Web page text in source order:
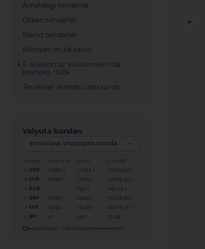
Ámeldegi tenderler
Ótken tenderler
Barlıq tenderler
Kóshpes múlk satıw
E-auksion.uz auktsionlarında
kóshpes múlk
Tenderler etender.uzex.uz da
Valyuta kursları
almaslaw shaqapshasında
Valyuta Satıp alıw Satıw
O‘zb MB
USD
11880 11965
11915.64
EUR
13000 14000
13749.46
RUB
147
146.19
GBP
15600 16600
16034.88
CHF
14200 15200
14719.75
JPY
50 100 75.48
Kurs 06.08.2026 11:00:00 kúnine shekem ámel etedi